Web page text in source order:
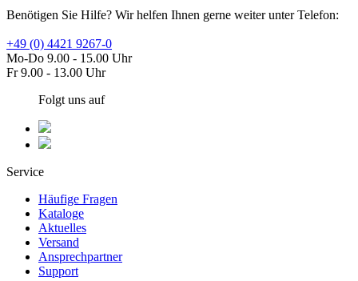
Benötigen Sie Hilfe? Wir helfen Ihnen gerne weiter unter Telefon:
+49 (0) 4421 9267-0
Mo-Do 9.00 - 15.00 Uhr
Fr 9.00 - 13.00 Uhr
Folgt uns auf
Service
Häufige Fragen
Kataloge
Aktuelles
Versand
Ansprechpartner
Support